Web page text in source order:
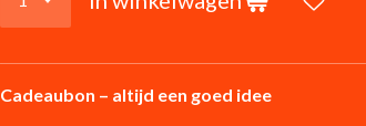
Cadeaubon – altijd een goed idee